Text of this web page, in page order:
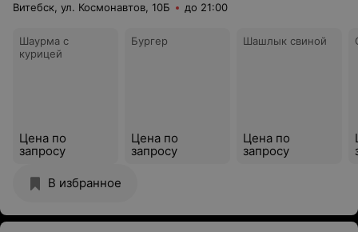
Витебск, ул. Космонавтов, 10Б до 21:00
Шаурма с
курицей
Цена по
запросу
Бургер
Цена по
запросу
Шашлык свиной
Цена по
запросу
В избранное